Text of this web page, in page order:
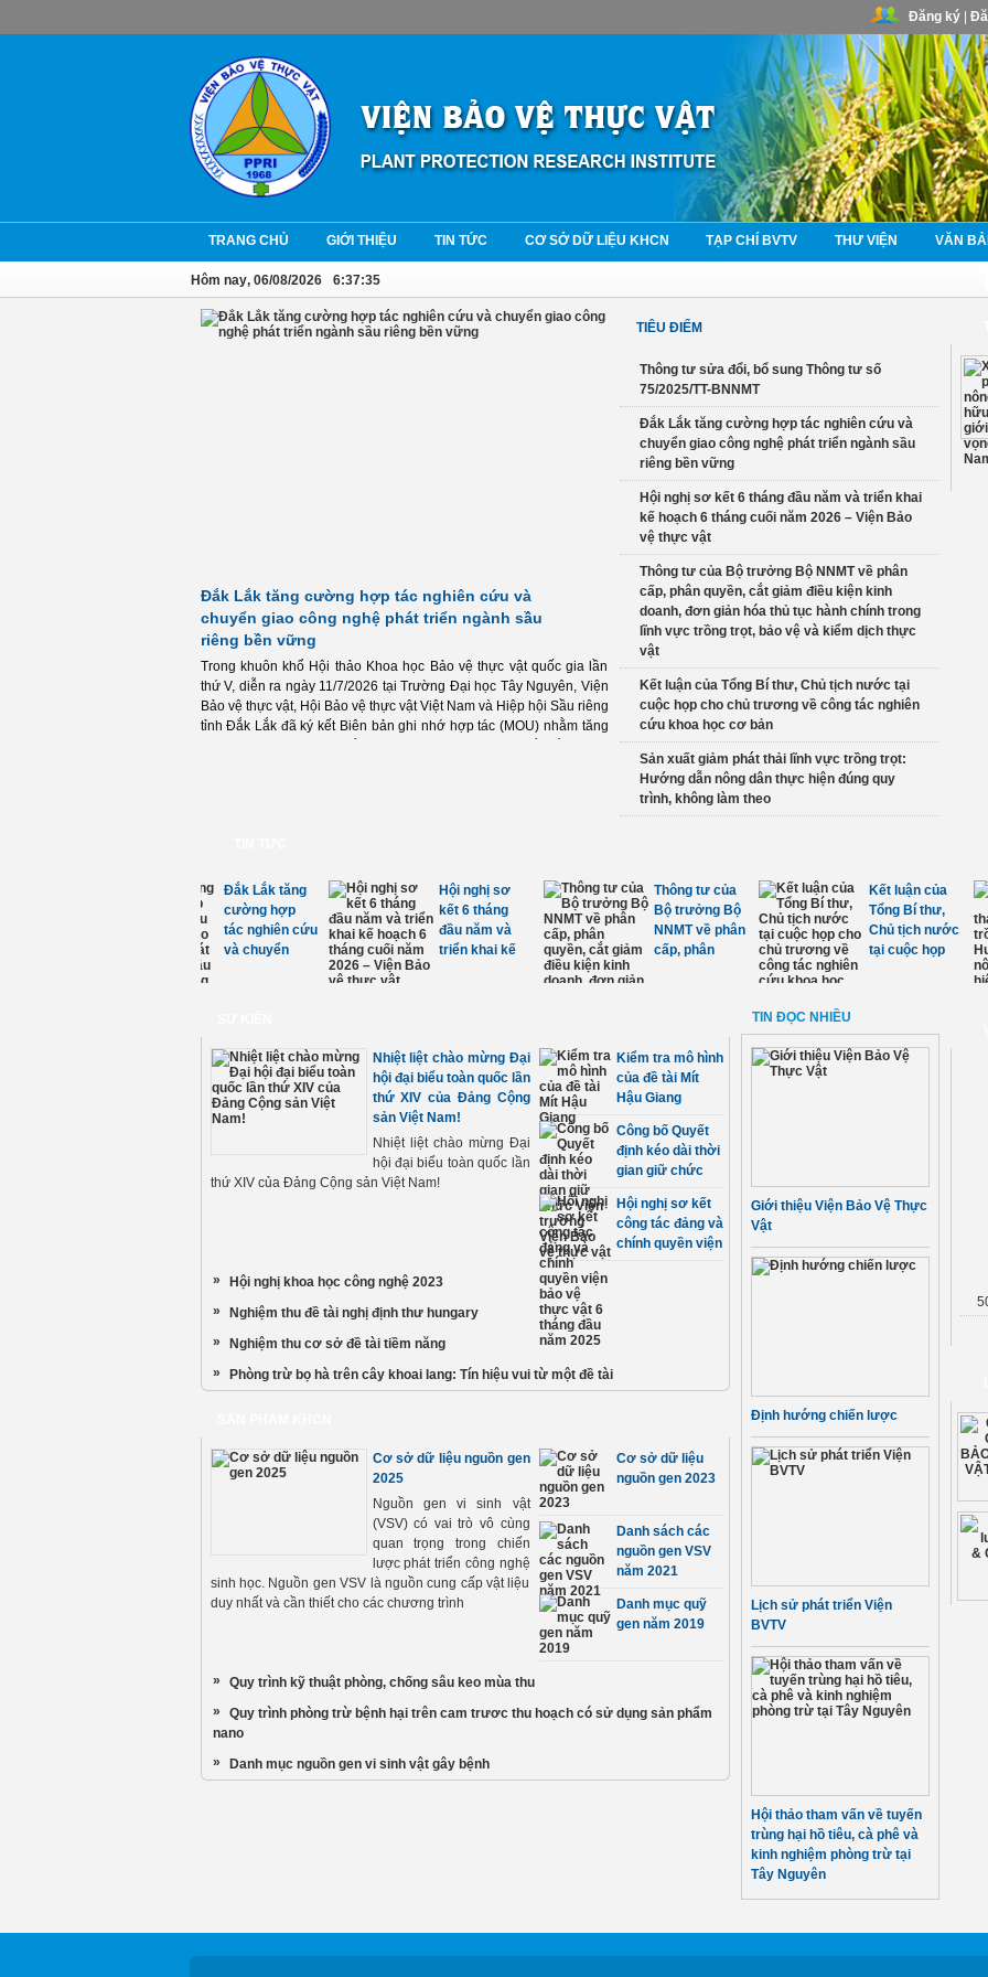
Đăng ký
Hôm nay, 06/08/2026 6:37:35
TRANG CHỦ GIỚI THIỆU TIN TỨC CƠ SỞ DỮ LIỆU KHCN TẠP CHÍ BVTV THƯ VIỆN VĂN
Đắk Lắk tăng cường hợp tác nghiên cứu và
chuyển giao công nghệ phát triển ngành sầu
riêng bền vững
Trong khuôn khổ Hội thảo Khoa học Bảo vệ thực vật quốc gia lần
thứ V, diễn ra ngày 11/7/2026 tại Trường Đại học Tây Nguyên, Viện
Bảo vệ thực vật, Hội Bảo vệ thực vật Việt Nam và Hiệp hội Sầu riêng
tỉnh Đắk Lắk đã ký kết Biên bản ghi nhớ hợp tác (MOU) nhằm tăng
TIÊU ĐIỂM
Thông tư sửa đổi, bổ sung Thông tư số
75/2025/TT-BNNMT
Đắk Lắk tăng cường hợp tác nghiên cứu và
chuyển giao công nghệ phát triển ngành sầu
riêng bền vững
Hội nghị sơ kết 6 tháng đầu năm và triển khai
kế hoạch 6 tháng cuối năm 2026 – Viện Bảo
vệ thực vật
Thông tư của Bộ trưởng Bộ NNMT về phân
cấp, phân quyền, cắt giảm điều kiện kinh
doanh, đơn giản hóa thủ tục hành chính trong
lĩnh vực trồng trọt, bảo vệ và kiểm dịch thực
vật
Kết luận của Tổng Bí thư, Chủ tịch nước tại
cuộc họp cho chủ trương về công tác nghiên
cứu khoa học cơ bản
Sản xuất giảm phát thải lĩnh vực trồng trọt:
Hướng dẫn nông dân thực hiện đúng quy
trình, không làm theo
Kết luận của
Tổng Bí thư,
Chủ tịch nước
tại cuộc họp
cho chủ
khoa học cơ
Sản xuất giảm
phát thải lĩnh
vực trồng trọt:
Hướng dẫn
nông dân thực
Chào mừng
Ngày Khoa
học và Công
nghệ Việt Nam
18/5/2026
Lập BCĐ
Trung ương
Chương trình
MTQG xây
dựng nông
nghèo bền
triển KTXH
vùng
Nhiệt liệt chào mừng Đại
hội đại biểu toàn quốc lần
thứ XIV của Đảng Cộng
sản Việt Nam!
Nhiệt liệt chào mừng Đại
hội đại biểu toàn quốc lần
thứ XIV của Đảng Cộng sản Việt Nam!
Kiểm tra mô hình
của đề tài Mít
Hậu Giang
Công bố Quyết
định kéo dài thời
gian giữ chức
Bảo vệ thực vật
Hội nghị sơ kết
công tác đảng và
chính quyền viện
»
Hội nghị khoa học công nghệ 2023
»
Nghiệm thu đề tài nghị định thư hungary
»
Nghiệm thu cơ sở đề tài tiềm năng
»
Phòng trừ bọ hà trên cây khoai lang: Tín hiệu vui từ một đề tài
Cơ sở dữ liệu nguồn gen
2025
Nguồn gen vi sinh vật
(VSV) có vai trò vô cùng
quan trọng trong chiến
lược phát triển công nghệ
sinh học. Nguồn gen VSV là nguồn cung cấp vật liệu
duy nhất và cần thiết cho các chương trình
Cơ sở dữ liệu
nguồn gen 2023
Danh sách các
nguồn gen VSV
năm 2021
Danh mục quỹ
gen năm 2019
»
Quy trình kỹ thuật phòng, chống sâu keo mùa thu
»
Quy trình phòng trừ bệnh hại trên cam trươc thu hoạch có sử dụng sản phẩm
nano
»
Danh mục nguồn gen vi sinh vật gây bệnh
TIN ĐỌC NHIỀU
Giới thiệu Viện Bảo Vệ Thực
Vật
Định hướng chiến lược
Lịch sử phát triển Viện
BVTV
Hội thảo tham vấn về tuyến
trùng hại hồ tiêu, cà phê và
kinh nghiệm phòng trừ tại
Tây Nguyên